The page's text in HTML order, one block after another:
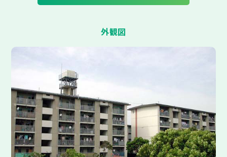
外観図